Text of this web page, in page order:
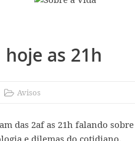
as 21h
Avisos
das 2af as 21h falando sobre